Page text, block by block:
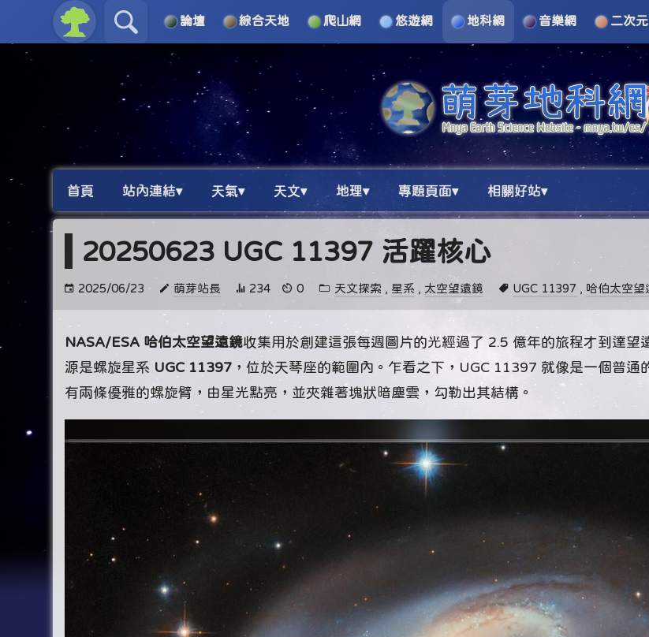
論壇 綜合天地 爬山網 悠遊網 地科網 音樂網 二次元
關於
首頁 站內連結▾ 天氣▾ 天文▾ 地理▾ 專題頁面▾ 相關好站▾
20250623 UGC 11397 活躍核心
2025/06/23 萌芽站長 234 0 天文探索 , 星系 , 太空望遠鏡 UGC 11397 , 哈伯太空望
NASA/ESA 哈伯太空望遠鏡收集用於創建這張每週圖片的光經過了 2.5 億年的旅程才到達望
源是螺旋星系 UGC 11397 ，位於天琴座的範圍內。乍看之下，UGC 11397 就像是一個普
有兩條優雅的螺旋臂，由星光點亮，並夾雜著塊狀暗塵雲，勾勒出其結構。